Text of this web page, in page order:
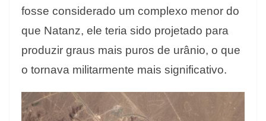
fosse considerado um complexo menor do
que Natanz, ele teria sido projetado para
produzir graus mais puros de urânio, o que
o tornava militarmente mais significativo.